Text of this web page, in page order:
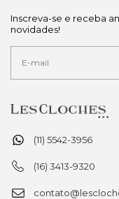
(11) 5542-3956
(16) 3413-9320
Inscreva-se e receba
novidades!